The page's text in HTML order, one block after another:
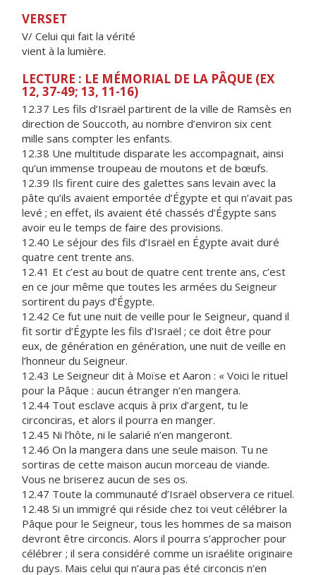
VERSET
V/ Celui qui fait la vérité
vient à la lumière.
LECTURE : LE MÉMORIAL DE LA PÂQUE (EX
12, 37-49; 13, 11-16)
12.37 Les fils d’Israël partirent de la ville de Ramsès en
direction de Souccoth, au nombre d’environ six cent
mille sans compter les enfants.
12.38 Une multitude disparate les accompagnait, ainsi
qu’un immense troupeau de moutons et de bœufs.
12.39 Ils firent cuire des galettes sans levain avec la
pâte qu’ils avaient emportée d’Égypte et qui n’avait pas
levé ; en effet, ils avaient été chassés d’Égypte sans
avoir eu le temps de faire des provisions.
12.40 Le séjour des fils d’Israël en Égypte avait duré
quatre cent trente ans.
12.41 Et c’est au bout de quatre cent trente ans, c’est
en ce jour même que toutes les armées du Seigneur
sortirent du pays d’Égypte.
12.42 Ce fut une nuit de veille pour le Seigneur, quand il
fit sortir d’Égypte les fils d’Israël ; ce doit être pour
eux, de génération en génération, une nuit de veille en
l’honneur du Seigneur.
12.43 Le Seigneur dit à Moïse et Aaron : « Voici le rituel
pour la Pâque : aucun étranger n’en mangera.
12.44 Tout esclave acquis à prix d’argent, tu le
circonciras, et alors il pourra en manger.
12.45 Ni l’hôte, ni le salarié n’en mangeront.
12.46 On la mangera dans une seule maison. Tu ne
sortiras de cette maison aucun morceau de viande.
Vous ne briserez aucun de ses os.
12.47 Toute la communauté d’Israël observera ce rituel.
12.48 Si un immigré qui réside chez toi veut célébrer la
Pâque pour le Seigneur, tous les hommes de sa maison
devront être circoncis. Alors il pourra s’approcher pour
célébrer ; il sera considéré comme un israélite originaire
du pays. Mais celui qui n’aura pas été circoncis n’en